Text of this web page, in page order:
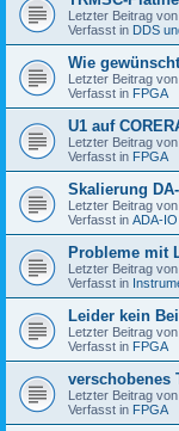
Letzter Beitrag von
Verfasst in DDS
Wie
Letzter Beitrag von
Verfasst in FPGA
U1 auf
Letzter Beitrag von
Verfasst in FPGA
Skalierung
Letzter Beitrag von
Verfasst in ADA-
Probleme mit
Letzter Beitrag von
Verfasst in
Leider kein
Letzter Beitrag von
Verfasst in FPGA
verschobenes
Letzter Beitrag von
Verfasst in FPGA